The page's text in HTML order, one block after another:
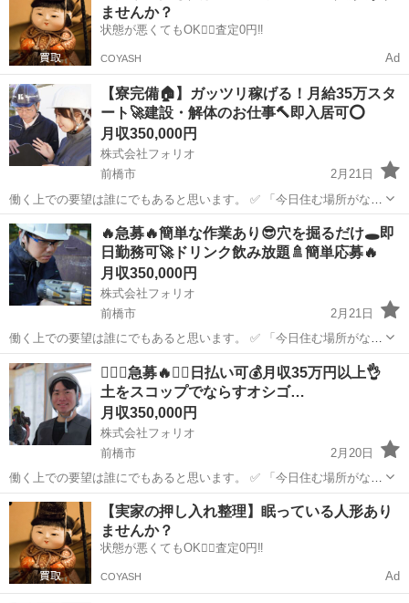
そんなあ...
ませんか？
状態が悪くてもOK🙆‍♀️査定0円‼️
COYASH Ad
【寮完備🏠】ガッツリ稼げる！月給35万スタ
ート🚀建設・解体のお仕事🔨即入居可⭕️
月収350,000円
株式会社フォリオ
前橋市
2月21日
働く上での要望は誰にでもあると思います。 ✅ 「今日住む場所がな
い、即入寮したい」 ✅ 「手持ちがピンチ、明日日払いが欲しい」 ✅
「経験ないけど、とにかく稼ぎたい」 私たちにご相談いただければ、
そんなあ...
群馬 前橋市 土木 未経験
🔥急募🔥簡単な作業あり😎穴を掘るだけ🕳️即
日勤務可🚀ドリンク飲み放題🚿簡単応募🔥
月収350,000円
株式会社フォリオ
前橋市
2月21日
働く上での要望は誰にでもあると思います。 ✅ 「今日住む場所がな
い、即入寮したい」 ✅ 「手持ちがピンチ、明日日払いが欲しい」 ✅
「経験ないけど、とにかく稼ぎたい」 私たちにご相談いただければ、
そんなあ...
群馬 前橋市 土木
❤️‍🔥🔥急募🔥❤️‍🔥日払い可💰月収35万円以上👌
土をスコップでならすオシゴ…
月収350,000円
株式会社フォリオ
前橋市
2月20日
働く上での要望は誰にでもあると思います。 ✅ 「今日住む場所がな
い、即入寮したい」 ✅ 「手持ちがピンチ、明日日払いが欲しい」 ✅
「経験ないけど、とにかく稼ぎたい」 私たちにご相談いただければ、
そんなあ...
群馬 前橋市 土木
【実家の押し入れ整理】眠っている人形あり
ませんか？
状態が悪くてもOK🙆‍♀️査定0円‼️
COYASH Ad